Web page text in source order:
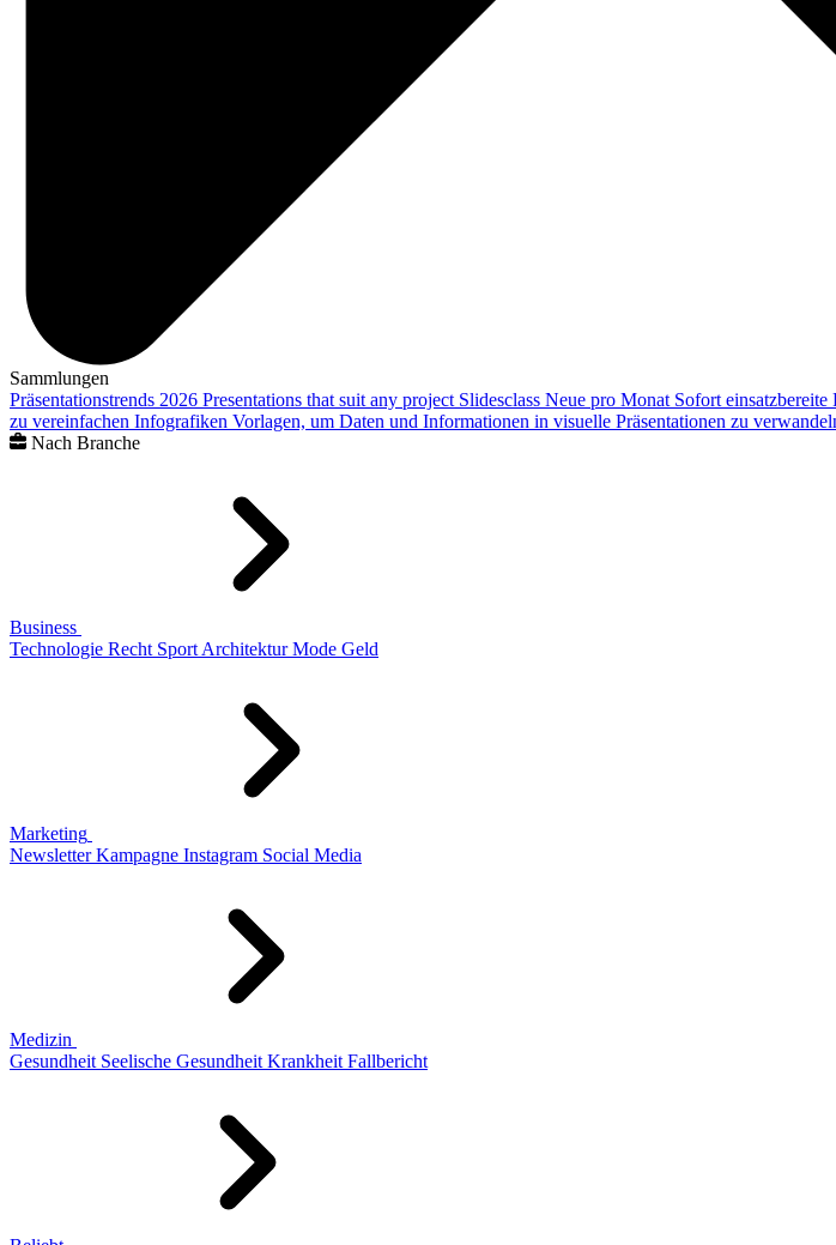
Sammlungen
Präsentationstrends 2026 Presentations that suit any project Slidesclass Neue pro Monat Sofort
zu vereinfachen Infografiken Vorlagen, um Daten und Informationen in visuelle Präsentationen zu
Nach Branche
Business
Technologie Recht Sport Architektur Mode Geld
Marketing
Newsletter Kampagne Instagram Social Media
Medizin
Gesundheit Seelische Gesundheit Krankheit Fallbericht